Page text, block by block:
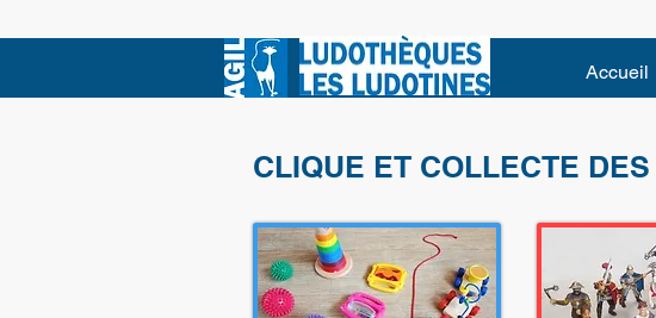
Accueil
CLIQUE ET COLLECTE